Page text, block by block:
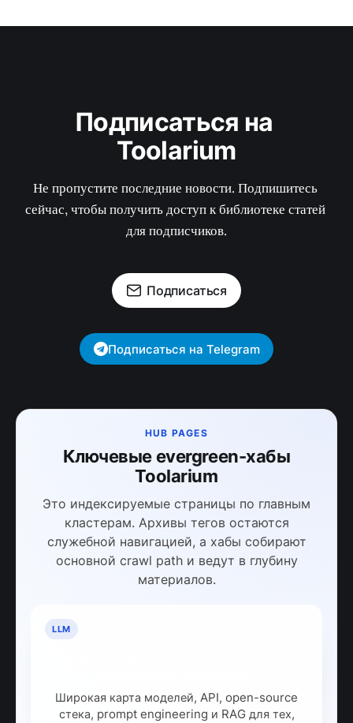
Подписаться на
Toolarium
Не пропустите последние новости. Подпишитесь
сейчас, чтобы получить доступ к библиотеке статей
для подписчиков.
Подписаться
Подписаться на Telegram
HUB PAGES
Ключевые evergreen-хабы
Toolarium
Это индексируемые страницы по главным
кластерам. Архивы тегов остаются
служебной навигацией, а хабы собирают
основной crawl path и ведут в глубину
материалов.
LLM
Широкая карта моделей, API, open-source
стека, prompt engineering и RAG для тех,